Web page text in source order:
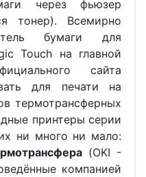
через фьюзер
тонер). Всемирно
бумаги для
Touch на главной
сайта
для печати на
термотрансферных
принтеры серии
ни много ни мало:
(OKI -
компанией